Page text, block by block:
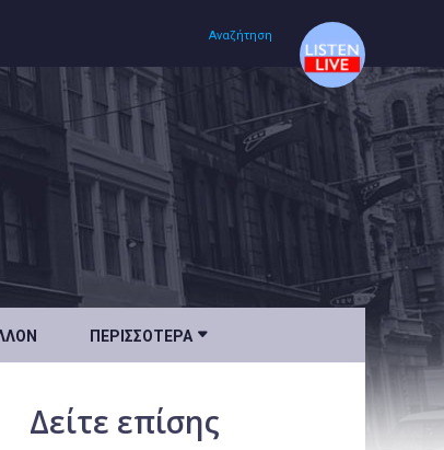
Αναζήτηση
ΠΕΡΙΣΣΌΤΕΡΑ 
Δείτε επίσης
Αρχική
Πολιτισμός
Υγεία
Ταξίδια
Επιστήμη